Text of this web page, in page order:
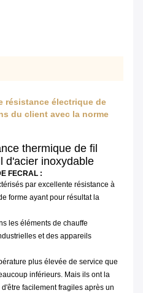
résistance électrique de
du client avec la norme
thermique de fil
d'acier inoxydable
FECRAL :
par excellente résistance à
forme ayant pour résultat la
les éléments de chauffe
et des appareils
plus élevée de service que
inférieurs. Mais ils ont la
facilement fragiles après un